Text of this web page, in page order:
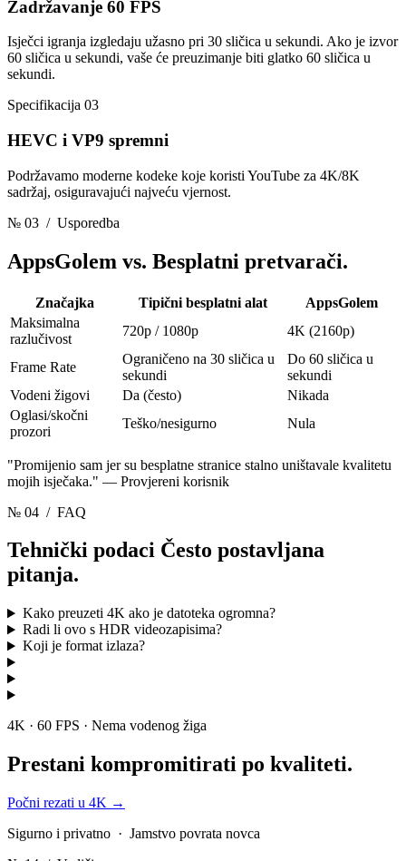
Zadržavanje 60 FPS
Isječci igranja izgledaju užasno pri 30 sličica u sekundi. Ako je izvor
60 sličica u sekundi, vaše će preuzimanje biti glatko 60 sličica u
sekundi.
Specifikacija 03
HEVC i VP9 spremni
Podržavamo moderne kodeke koje koristi YouTube za 4K/8K
sadržaj, osiguravajući najveću vjernost.
№ 03 / Usporedba
AppsGolem vs. Besplatni pretvarači.
Značajka Tipični besplatni alat
AppsGolem
Maksimalna
razlučivost
720p / 1080p 4K (2160p)
Frame Rate
Ograničeno na 30 sličica u
sekundi
Do 60 sličica u
sekundi
Vodeni žigovi
Da (često)
Nikada
Oglasi/skočni
prozori
Teško/nesigurno Nula
"Promijenio sam jer su besplatne stranice stalno uništavale kvalitetu
mojih isječaka." — Provjereni korisnik
№ 04 / FAQ
Tehnički podaci Često postavljana
pitanja.
Kako preuzeti 4K ako je datoteka ogromna?
Radi li ovo s HDR videozapisima?
Koji je format izlaza?
4K · 60 FPS · Nema vodenog žiga
Prestani kompromitirati po kvaliteti.
Počni rezati u 4K →
Sigurno i privatno · Jamstvo povrata novca